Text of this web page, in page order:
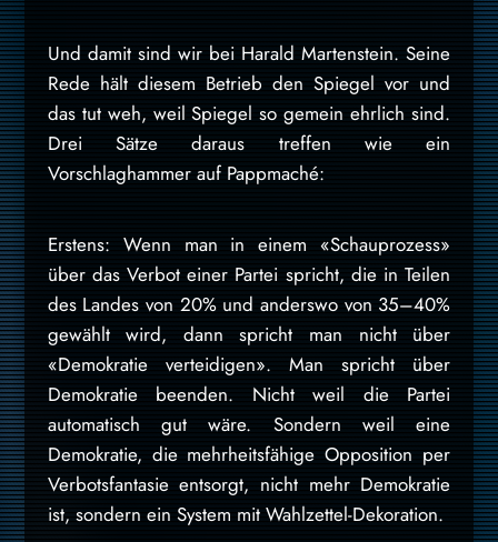
Und damit sind wir bei Harald Martenstein. Seine
Rede hält diesem Betrieb den Spiegel vor und
das tut weh, weil Spiegel so gemein ehrlich sind.
Drei Sätze daraus treffen wie ein
Vorschlaghammer auf Pappmaché:
Erstens: Wenn man in einem «Schauprozess»
über das Verbot einer Partei spricht, die in Teilen
des Landes von 20% und anderswo von 35–40%
gewählt wird, dann spricht man nicht über
«Demokratie verteidigen». Man spricht über
Demokratie beenden. Nicht weil die Partei
automatisch gut wäre. Sondern weil eine
Demokratie, die mehrheitsfähige Opposition per
Verbotsfantasie entsorgt, nicht mehr Demokratie
ist, sondern ein System mit Wahlzettel-Dekoration.